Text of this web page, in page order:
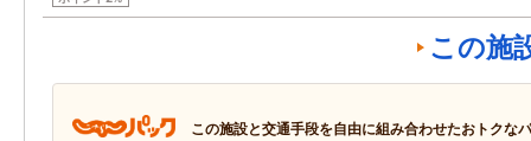
この施
この施設と交通手段を自由に組み合わせたおトクな